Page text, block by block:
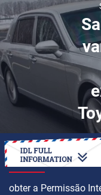
COMO
obter a Permissão